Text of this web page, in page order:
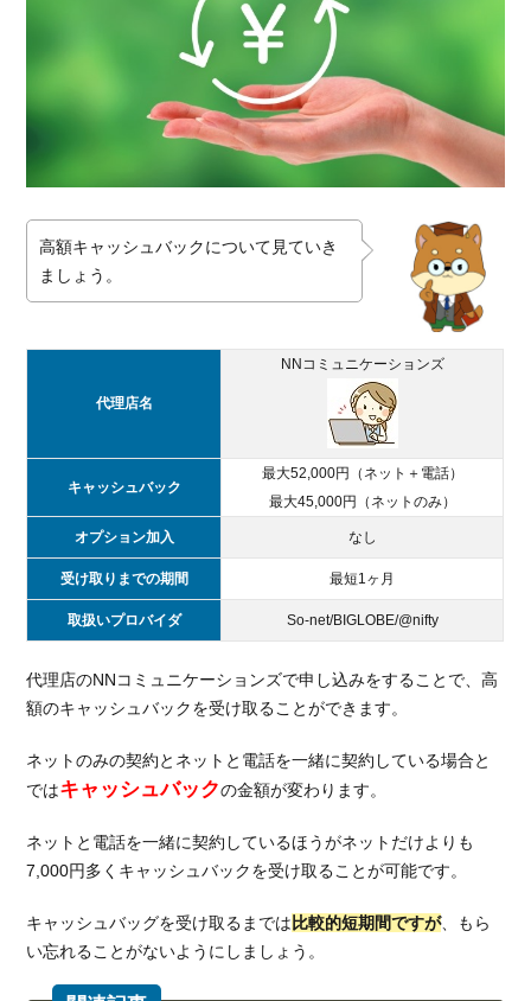
So-
net光
の方
い
が
き
る
回
線
を
紹
4.1.
光
4.2.
モ光
5.
高
高額キャッシュバックについて見ていき
ましょう。
代理店名
NNコミュニケーションズ
キャッシュバック
最大52,000円（ネット＋電話）
最大45,000円（ネットのみ）
オプション加入 なし
受け取りまでの期間 最短1ヶ月
取扱いプロバイダ So-net/BIGLOBE/@nifty
代理店のNNコミュニケーションズで申し込みをすることで、高
額のキャッシュバックを受け取ることができます。
ネットのみの契約とネットと電話を一緒に契約している場合と
ではキャッシュバックの金額が変わります。
ネットと電話を一緒に契約しているほうがネットだけよりも
7,000円多くキャッシュバックを受け取ることが可能です。
キャッシュバッグを受け取るまでは比較的短期間ですが、もら
い忘れることがないようにしましょう。